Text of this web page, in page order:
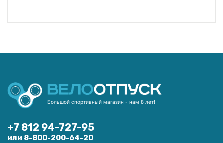
Большой спортивный магазин - нам 8 лет!
+7 812 94-727-95
или 8-800-200-64-20